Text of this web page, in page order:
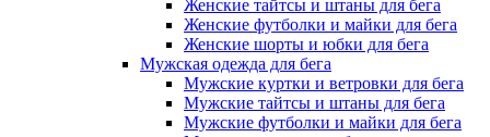
Женские тайтсы и штаны для бега
Женские футболки и майки для бега
Женские шорты и юбки для бега
Мужская одежда для бега
Мужские куртки и ветровки для бега
Мужские тайтсы и штаны для бега
Мужские футболки и майки для бега